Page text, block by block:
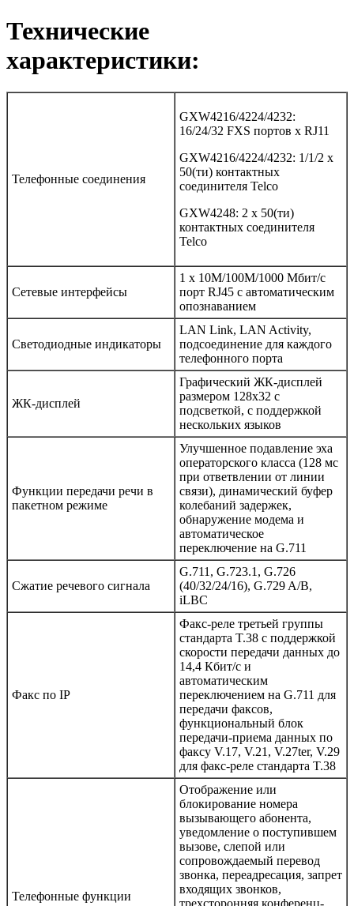
Технические
характеристики:
Телефонные соединения
GXW4216/4224/4232:
16/24/32 FXS портов x RJ11
GXW4216/4224/4232: 1/1/2 х
50(ти) контактных
соединителя Telco
GXW4248: 2 x 50(ти)
контактных соединителя
Telco
Сетевые интерфейсы
1 x 10M/100M/1000 Мбит/с
порт RJ45 с автоматическим
опознаванием
Светодиодные индикаторы
LAN Link, LAN Activity,
подсоединение для каждого
телефонного порта
ЖК-дисплей
Графический ЖК-дисплей
размером 128x32 с
подсветкой, с поддержкой
нескольких языков
Функции передачи речи в
пакетном режиме
Улучшенное подавление эха
операторского класса (128 мс
при ответвлении от линии
связи), динамический буфер
колебаний задержек,
обнаружение модема и
автоматическое
переключение на G.711
Сжатие речевого сигнала
G.711, G.723.1, G.726
(40/32/24/16), G.729 A/B,
iLBC
Факс по IP
Факс-реле третьей группы
стандарта T.38 с поддержкой
скорости передачи данных до
14,4 Кбит/с и
автоматическим
переключением на G.711 для
передачи факсов,
функциональный блок
передачи-приема данных по
факсу V.17, V.21, V.27ter, V.29
для факс-реле стандарта T.38
Телефонные функции
Отображение или
блокирование номера
вызывающего абонента,
уведомление о поступившем
вызове, слепой или
сопровождаемый перевод
звонка, переадресация, запрет
входящих звонков,